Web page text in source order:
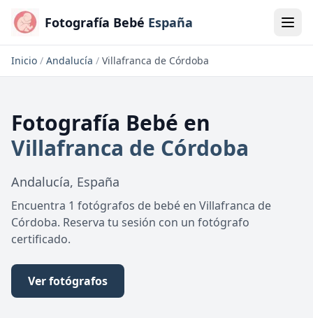
Fotografía Bebé España
Inicio / Andalucía / Villafranca de Córdoba
Fotografía Bebé en
Villafranca de Córdoba
Andalucía, España
Encuentra 1 fotógrafos de bebé en Villafranca de
Córdoba. Reserva tu sesión con un fotógrafo
certificado.
Ver fotógrafos